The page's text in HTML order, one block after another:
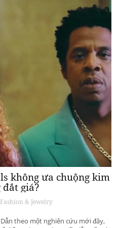
không ưa chuộng kim
đắt giá?
& Jewelry
theo một nghiên cứu mới đây,